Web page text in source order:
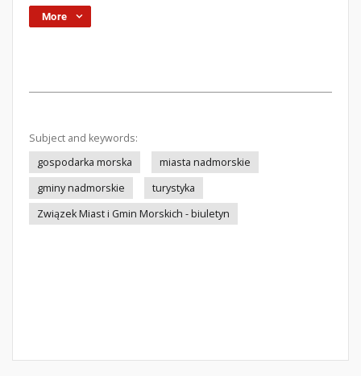
More
Subject and keywords:
gospodarka morska
miasta nadmorskie
gminy nadmorskie
turystyka
Związek Miast i Gmin Morskich - biuletyn